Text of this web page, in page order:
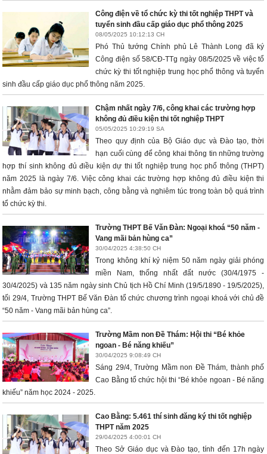
Công điện về tổ chức kỳ thi tốt nghiệp THPT và
tuyển sinh đầu cấp giáo dục phổ thông 2025
08/05/2025 10:12:13 CH
Phó Thủ tướng Chính phủ Lê Thành Long đã ký
Công điện số 58/CĐ-TTg ngày 08/5/2025 về việc tổ
chức kỳ thi tốt nghiệp trung học phổ thông và tuyển
sinh đầu cấp giáo dục phổ thông năm 2025.
Chậm nhất ngày 7/6, công khai các trường hợp
không đủ điều kiện thi tốt nghiệp THPT
05/05/2025 10:29:19 SA
Theo quy định của Bộ Giáo dục và Đào tạo, thời
hạn cuối cùng để công khai thông tin những trường
hợp thí sinh không đủ điều kiện dự thi tốt nghiệp trung học phổ thông (THPT)
năm 2025 là ngày 7/6. Việc công khai các trường hợp không đủ điều kiện thi
nhằm đảm bảo sự minh bạch, công bằng và nghiêm túc trong toàn bộ quá trình
tổ chức kỳ thi.
Trường THPT Bế Văn Đàn: Ngoại khoá “50 năm -
Vang mãi bản hùng ca”
30/04/2025 4:38:50 CH
Trong không khí kỷ niệm 50 năm ngày giải phóng
miền Nam, thống nhất đất nước (30/4/1975 -
30/4/2025) và 135 năm ngày sinh Chủ tịch Hồ Chí Minh (19/5/1890 - 19/5/2025),
tối 29/4, Trường THPT Bế Văn Đàn tổ chức chương trình ngoại khoá với chủ đề
“50 năm - Vang mãi bản hùng ca”.
Trường Mầm non Đề Thám: Hội thi “Bé khỏe
ngoan - Bé năng khiếu”
30/04/2025 9:08:49 CH
Sáng 29/4, Trường Mầm non Đề Thám, thành phố
Cao Bằng tổ chức hội thi “Bé khỏe ngoan - Bé năng
khiếu” năm học 2024 - 2025.
Cao Bằng: 5.461 thí sinh đăng ký thi tốt nghiệp
THPT năm 2025
29/04/2025 4:00:01 CH
Theo Sở Giáo dục và Đào tạo, tính đến 17h ngày